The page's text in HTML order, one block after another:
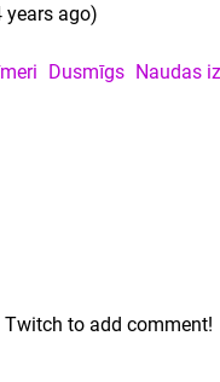
years ago)
Dusmīgs Naudas
to add comment!